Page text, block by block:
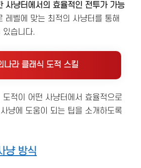
사냥터에서의 효율적인 전투가 가능
레벨에 맞는 최적의 사냥터를 통해
있습니다.
나라 클래식 도적 스킬
적이 어떤 사냥터에서 효율적으로
냥에 도움이 되는 팁을 소개하도록
냥 방식